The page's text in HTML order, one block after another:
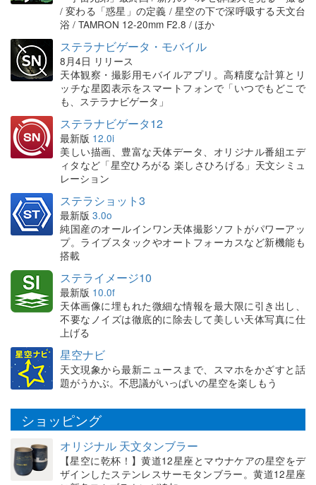
/ 変わる「惑星」の定義 / 星空の下で深呼吸する天文台
浴 / TAMRON 12-20mm F2.8 / ほか
ステラナビゲータ・モバイル
8月4日 リリース
天体観察・撮影用モバイルアプリ。高精度な計算とリ
ッチな星図表示をスマートフォンで「いつでもどこで
も、ステラナビゲータ」
ステラナビゲータ12
最新版 12.0i
美しい描画、豊富な天体データ、オリジナル番組エデ
ィタなど「星空ひろがる 楽しさひろげる」天文シミュ
レーション
ステラショット3
最新版 3.0o
純国産のオールインワン天体撮影ソフトがパワーアッ
プ。ライブスタックやオートフォーカスなど新機能も
搭載
ステライメージ10
最新版 10.0f
天体画像に埋もれた微細な情報を最大限に引き出し、
不要なノイズは徹底的に除去して美しい天体写真に仕
上げる
星空ナビ
天文現象から最新ニュースまで、スマホをかざすと話
題がうかぶ。不思議がいっぱいの星空を楽しもう
ショッピング
オリジナル 天文タンブラー
【星空に乾杯！】黄道12星座とマウナケアの星空をデ
ザインしたステンレスサーモタンブラー。黄道12星座